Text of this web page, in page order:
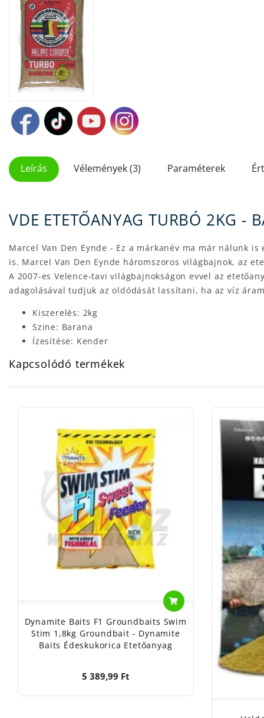
Leírás Vélemények (3) Paraméterek
VDE ETETŐANYAG TURBÓ 2KG -
Marcel Van Den Eynde - Ez a márkanév ma már nálunk
is. Marcel Van Den Eynde háromszoros világbajnok, az
A 2007-es Velence-tavi világbajnokságon evvel az
adagolásával tudjuk az oldódását lassítani, ha az víz
Kiszerelés: 2kg
Szine: Barana
Ízesítése: Kender
Kapcsolódó termékek
Dynamite Baits F1 Groundbaits Swim
Stim 1,8kg Groundbait - Dynamite
Baits Édeskukorica Etetőanyag
5 389,99 Ft